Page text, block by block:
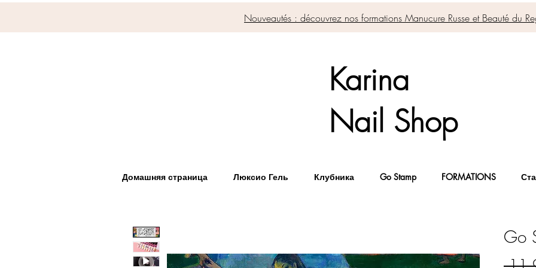
Nouveautés : découvrez nos formations Manucure Russe et Beauté du
Karina
Nail Shop
Домашняя страница Люксио Гель Клубника Go Stamp FORMATIONS
Go